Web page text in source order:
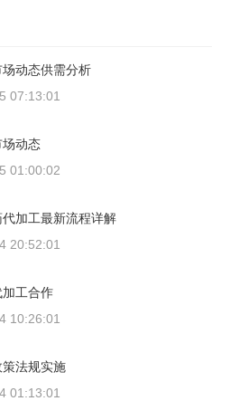
动态供需分析
07:13:01
动态
01:00:02
加工最新流程详解
20:52:01
工合作
10:26:01
策法规实施
01:13:01